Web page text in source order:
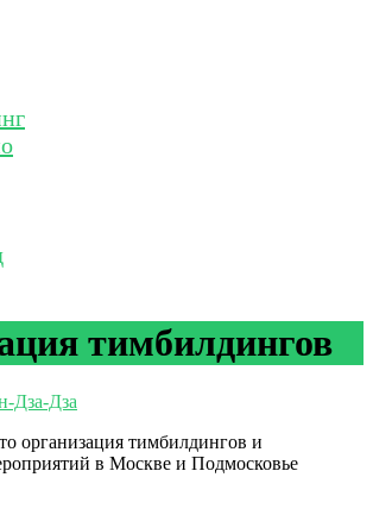
тимбилдингов
организация тимбилдингов и
в Москве и Подмосковье